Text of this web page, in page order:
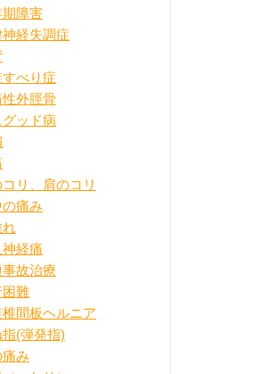
障害
神経失調症
すべり症
外脛骨
グッド病
リ、肩のコリ
痛み
れ
神経痛
故治療
難
間板ヘルニア
指(弾発指)
痛み